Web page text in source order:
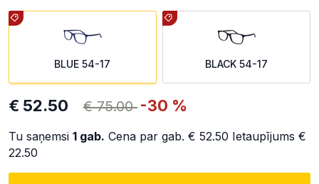
BLUE 54-17 BLACK 54-17
€ 52.50 € 75.00 -30 %
Tu saņemsi 1 gab. Cena par gab. € 52.50 Ietaupījums €
22.50